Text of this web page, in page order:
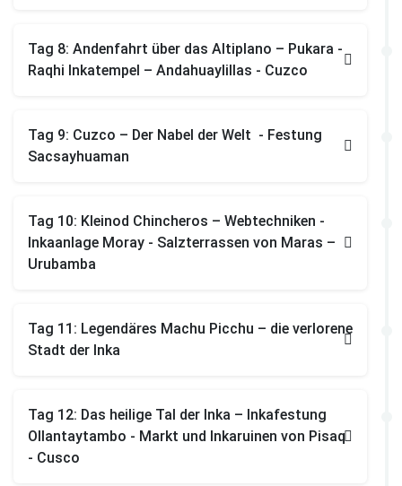
Tag 8: Andenfahrt über das Altiplano – Pukara -
Raqhi Inkatempel – Andahuaylillas - Cuzco
Tag 9: Cuzco – Der Nabel der Welt - Festung
Sacsayhuaman
Tag 10: Kleinod Chincheros – Webtechniken -
Inkaanlage Moray - Salzterrassen von Maras –
Urubamba
Tag 11: Legendäres Machu Picchu – die verlorene
Stadt der Inka
Tag 12: Das heilige Tal der Inka – Inkafestung
Ollantaytambo - Markt und Inkaruinen von Pisaq
- Cusco